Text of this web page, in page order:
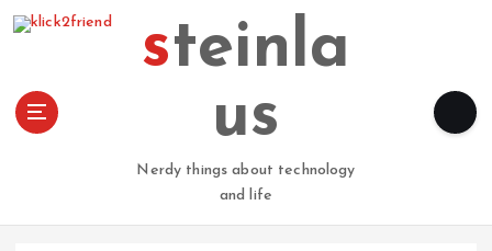
steinla
us
Nerdy things about technology
and life